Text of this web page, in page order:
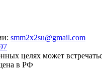
smm2x2su@gmail.com
целях может
в РФ